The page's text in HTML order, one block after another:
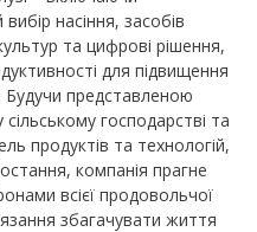
насіння, засобів
та цифрові рішення,
для підвищення
Будучи представленою
господарстві та
продуктів та технологій,
компанія прагне
всієї продовольчої
збагачувати життя